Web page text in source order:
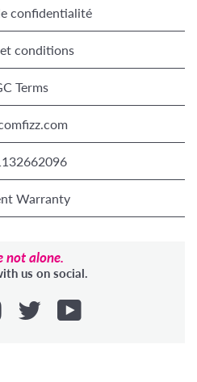
confidentialité
conditions
Terms
Warranty
not alone.
us on social.